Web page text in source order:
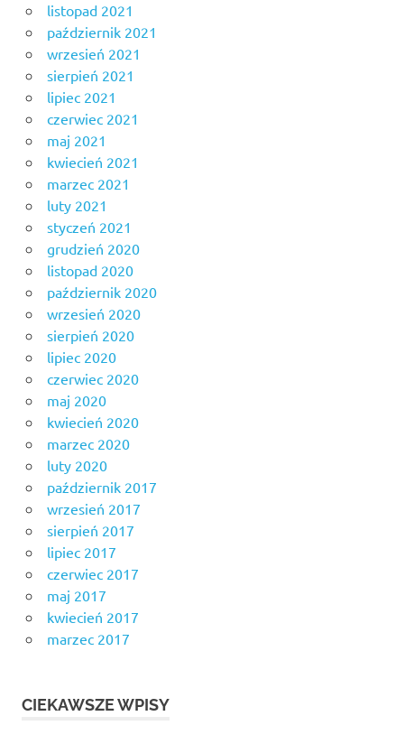
listopad 2021
październik 2021
wrzesień 2021
sierpień 2021
lipiec 2021
czerwiec 2021
maj 2021
kwiecień 2021
marzec 2021
luty 2021
styczeń 2021
grudzień 2020
listopad 2020
październik 2020
wrzesień 2020
sierpień 2020
lipiec 2020
czerwiec 2020
maj 2020
kwiecień 2020
marzec 2020
luty 2020
październik 2017
wrzesień 2017
sierpień 2017
lipiec 2017
czerwiec 2017
maj 2017
kwiecień 2017
marzec 2017
CIEKAWSZE WPISY